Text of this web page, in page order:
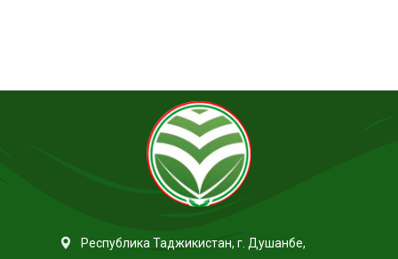
Республика Таджикистан, г. Душанбе,